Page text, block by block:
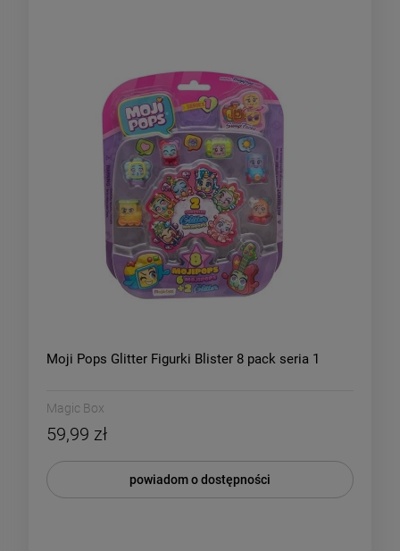
Moji Pops Glitter Figurki Blister 8 pack seria 1
Magic Box
59,99 zł
powiadom o dostępności